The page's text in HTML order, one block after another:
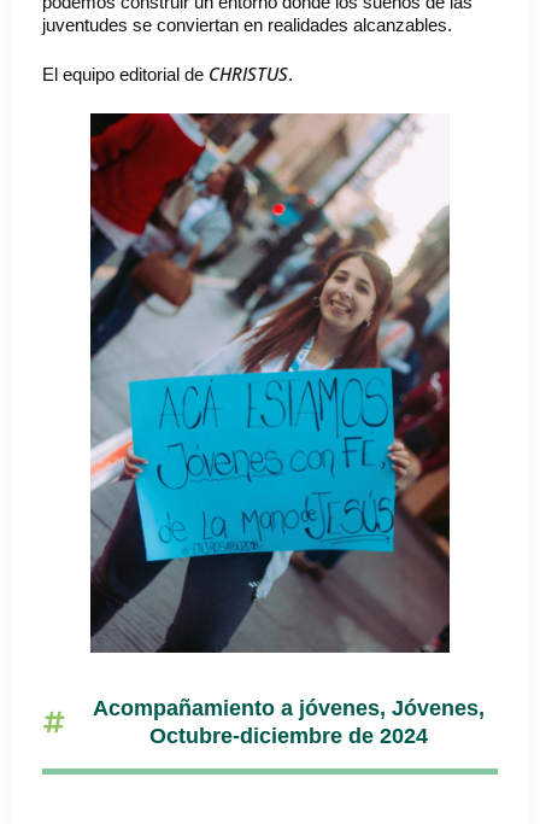
juventudes se conviertan en realidades alcanzables.
El equipo editorial de CHRISTUS.
Acompañamiento a jóvenes, Jóvenes,
Octubre-diciembre de 2024